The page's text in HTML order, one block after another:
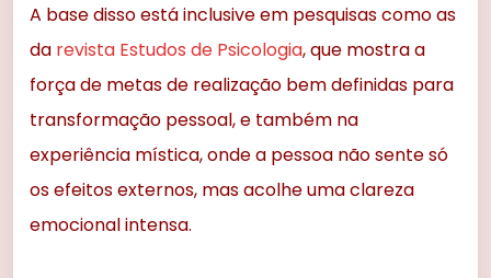
A base disso está inclusive em pesquisas como as
da revista Estudos de Psicologia, que mostra a
força de metas de realização bem definidas para
transformação pessoal, e também na
experiência mística, onde a pessoa não sente só
os efeitos externos, mas acolhe uma clareza
emocional intensa.